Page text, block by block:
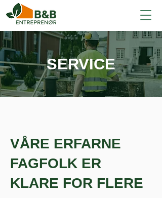
SERVICE
VÅRE ERFARNE
FAGFOLK ER
KLARE FOR FLERE